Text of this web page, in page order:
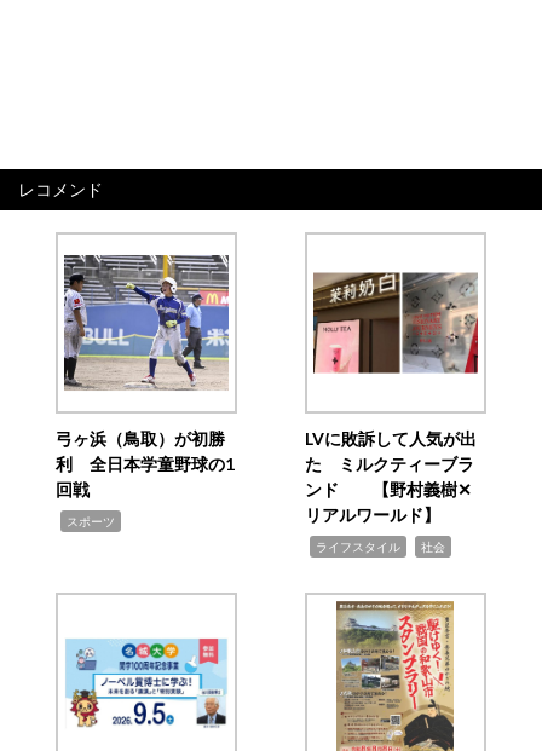
レコメンド
弓ヶ浜（鳥取）が初勝
利 全日本学童野球の1
回戦
スポーツ
LVに敗訴して人気が出
た ミルクティーブラ
ンド 【野村義樹✕
リアルワールド】
ライフスタイル 社会